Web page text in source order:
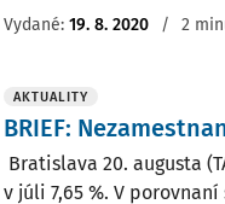
Vydané: 19. 8. 2020 / 2
AKTUALITY
BRIEF:
Bratislava 20. augusta
v júli 7,65 %. V